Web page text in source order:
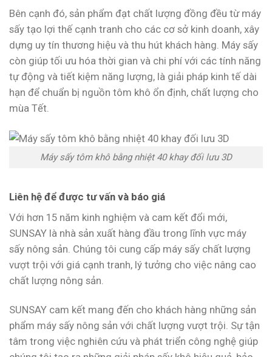
Bên cạnh đó, sản phẩm đạt chất lượng đồng đều từ máy
sấy tạo lợi thế cạnh tranh cho các cơ sở kinh doanh, xây
dựng uy tín thương hiệu và thu hút khách hàng. Máy sấy
còn giúp tối ưu hóa thời gian và chi phí với các tính năng
tự động và tiết kiệm năng lượng, là giải pháp kinh tế dài
hạn để chuẩn bị nguồn tôm khô ổn định, chất lượng cho
mùa Tết.
Máy sấy tôm khô bằng nhiệt 40 khay đối lưu 3D
Liên hệ để được tư vấn và báo giá
Với hơn 15 năm kinh nghiệm và cam kết đổi mới,
SUNSAY là nhà sản xuất hàng đầu trong lĩnh vực máy
sấy nông sản. Chúng tôi cung cấp máy sấy chất lượng
vượt trội với giá cạnh tranh, lý tưởng cho việc nâng cao
chất lượng nông sản.
SUNSAY cam kết mang đến cho khách hàng những sản
phẩm máy sấy nông sản với chất lượng vượt trội. Sự tận
tâm trong việc nghiên cứu và phát triển công nghệ giúp